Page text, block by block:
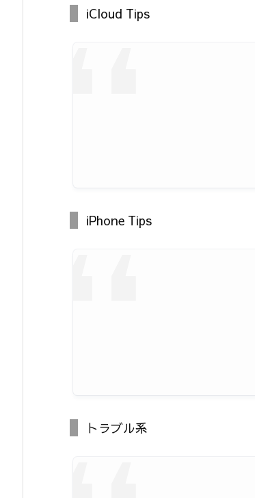
iCloud Tips
iPhone Tips
トラブル系